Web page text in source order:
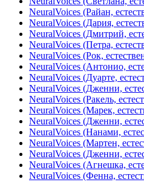
NeuralVoices (Райан,
NeuralVoices (Дария,
NeuralVoices (Дмитрий,
NeuralVoices (Петра,
NeuralVoices (Рок,
NeuralVoices (Антонио,
NeuralVoices (Дуарте,
NeuralVoices (Дженни,
NeuralVoices (Ракель,
NeuralVoices (Марек,
NeuralVoices (Дженни,
NeuralVoices (Нанами,
NeuralVoices (Мартен,
NeuralVoices (Дженни,
NeuralVoices (Агнешка,
NeuralVoices (Фенна,